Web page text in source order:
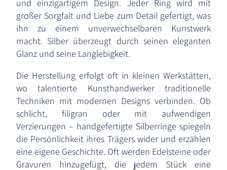
und einzigartigem Design. Jeder Ring wird mit
großer Sorgfalt und Liebe zum Detail gefertigt, was
ihn zu einem unverwechselbaren Kunstwerk
macht. Silber überzeugt durch seinen eleganten
Glanz und seine Langlebigkeit.
Die Herstellung erfolgt oft in kleinen Werkstätten,
wo talentierte Kunsthandwerker traditionelle
Techniken mit modernen Designs verbinden. Ob
schlicht, filigran oder mit aufwendigen
Verzierungen – handgefertigte Silberringe spiegeln
die Persönlichkeit ihres Trägers wider und erzählen
eine eigene Geschichte. Oft werden Edelsteine oder
Gravuren hinzugefügt, die jedem Stück eine